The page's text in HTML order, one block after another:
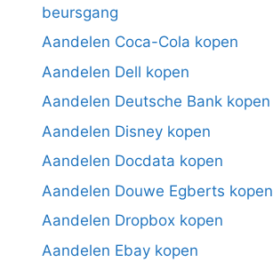
beursgang
Aandelen Coca-Cola kopen
Aandelen Dell kopen
Aandelen Deutsche Bank kopen
Aandelen Disney kopen
Aandelen Docdata kopen
Aandelen Douwe Egberts kopen
Aandelen Dropbox kopen
Aandelen Ebay kopen